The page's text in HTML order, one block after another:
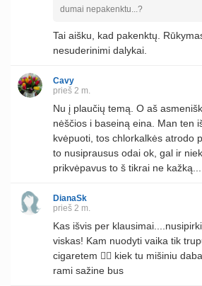
dumai nepakenktu...?
Tai aišku, kad pakenktų.
nesuderinimi dalykai.
Cavy
prieš 2 m.
Nu į plaučių temą. O aš
nėščios i baseiną eina. Man ten
kvėpuoti, tos chlorkalkės atrodo
to nusiprausus odai ok, gal ir
prikvėpavus to š tikrai ne kažką...
DianaSk
prieš 2 m.
Kas išvis per
viskas! Kam nuodyti vaika tik
cigaretem 🤦‍♀️ kiek tu mišiniu
rami sažine bus